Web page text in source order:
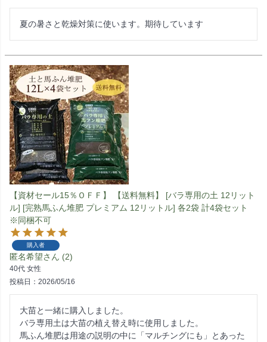
夏の暑さと乾燥対策に使います。期待しています
【資材セール15％ＯＦＦ】 【送料無料】 [バラ専用の土 12リット
ル] [完熟馬ふん堆肥 プレミアム 12リットル] 各2袋 計4袋セット
※同梱不可
購入者
匿名希望 2
40代 女性
投稿日
2026/05/16
大苗と一緒に購入しました。
バラ専用土は大苗の植え替え時に使用しました。
馬ふん堆肥は用途の説明の中に「マルチングにも」とあった